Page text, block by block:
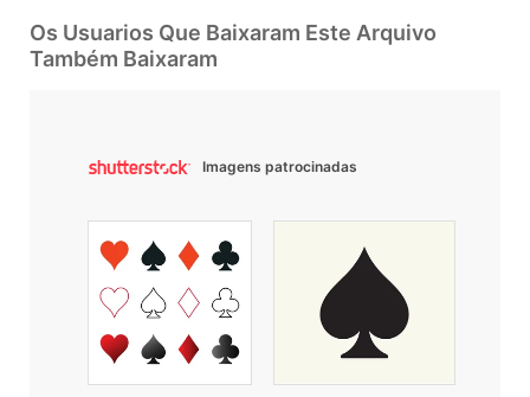
Os Usuarios Que Baixaram Este Arquivo
Também Baixaram
Imagens patrocinadas